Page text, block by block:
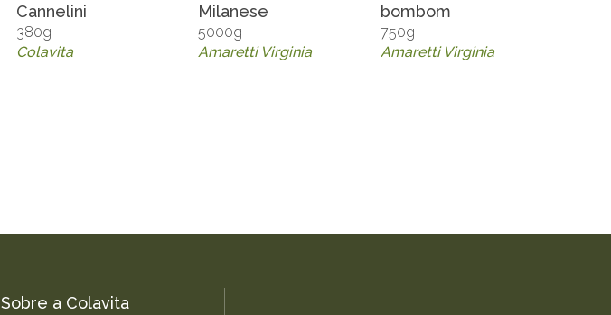
Cannelini
380g
Colavita
Milanese
5000g
Amaretti Virginia
bombom
750g
Amaretti Virginia
Sobre a Colavita